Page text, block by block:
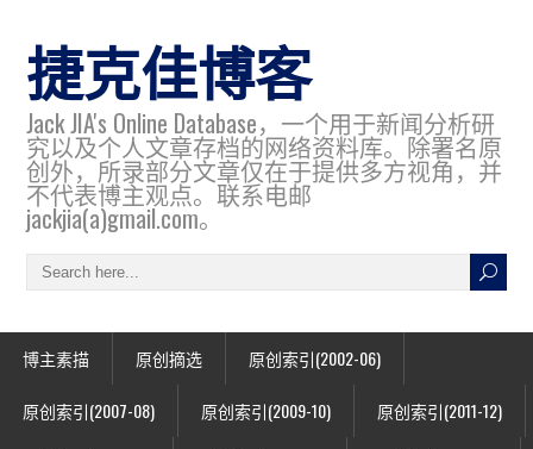
捷克佳博客
Jack JIA's Online Database，一个用于新闻分析研
究以及个人文章存档的网络资料库。除署名原
创外，所录部分文章仅在于提供多方视角，并
不代表博主观点。联系电邮
jackjia(a)gmail.com。
博主素描 原创摘选 原创索引(2002-06)
原创索引(2007-08) 原创索引(2009-10) 原创索引(2011-12)